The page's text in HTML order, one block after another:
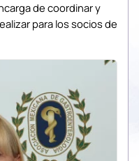
de coordinar y
para los socios de